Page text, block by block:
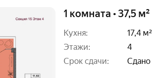
1 комната • 37,5 м²
Кухня:
17,4 м²
Этажи:
4
Срок сдачи:
Сдано